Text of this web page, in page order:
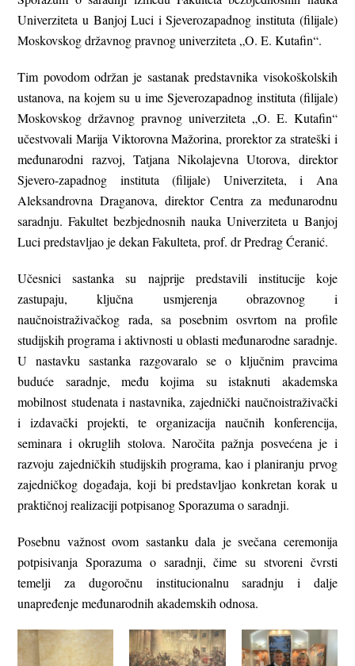
Univerziteta u Banjoj Luci i Sjeverozapadnog instituta (filijale)
Moskovskog državnog pravnog univerziteta „O. E. Kutafin“.
Tim povodom održan je sastanak predstavnika visokoškolskih
ustanova, na kojem su u ime Sjeverozapadnog instituta (filijale)
Moskovskog državnog pravnog univerziteta „O. E. Kutafin“
učestvovali Marija Viktorovna Mažorina, prorektor za strateški i
međunarodni razvoj, Tatjana Nikolajevna Utorova, direktor
Sjevero-zapadnog instituta (filijale) Univerziteta, i Ana
Aleksandrovna Draganova, direktor Centra za međunarodnu
saradnju. Fakultet bezbjednosnih nauka Univerziteta u Banjoj
Luci predstavljao je dekan Fakulteta, prof. dr Predrag Ćeranić.
Učesnici sastanka su najprije predstavili institucije koje
zastupaju, ključna usmjerenja obrazovnog i
naučnoistraživačkog rada, sa posebnim osvrtom na profile
studijskih programa i aktivnosti u oblasti međunarodne saradnje.
U nastavku sastanka razgovaralo se o ključnim pravcima
buduće saradnje, među kojima su istaknuti akademska
mobilnost studenata i nastavnika, zajednički naučnoistraživački
i izdavački projekti, te organizacija naučnih konferencija,
seminara i okruglih stolova. Naročita pažnja posvećena je i
razvoju zajedničkih studijskih programa, kao i planiranju prvog
zajedničkog događaja, koji bi predstavljao konkretan korak u
praktičnoj realizaciji potpisanog Sporazuma o saradnji.
Posebnu važnost ovom sastanku dala je svečana ceremonija
potpisivanja Sporazuma o saradnji, čime su stvoreni čvrsti
temelji za dugoročnu institucionalnu saradnju i dalje
unapređenje međunarodnih akademskih odnosa.